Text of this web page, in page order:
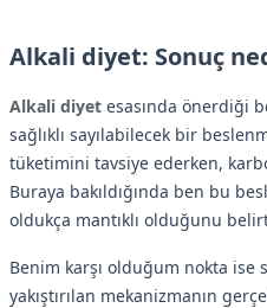
Alkali diyet: Sonuç
Alkali diyet esasında önerdiği
sağlıklı sayılabilecek bir
tüketimini tavsiye ederken,
Buraya bakıldığında ben bu
oldukça mantıklı olduğunu
Benim karşı olduğum nokta ise
yakıştırılan mekanizmanın